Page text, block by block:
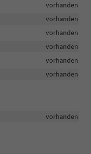
vorhanden
vorhanden
vorhanden
vorhanden
vorhanden
vorhanden
vorhanden